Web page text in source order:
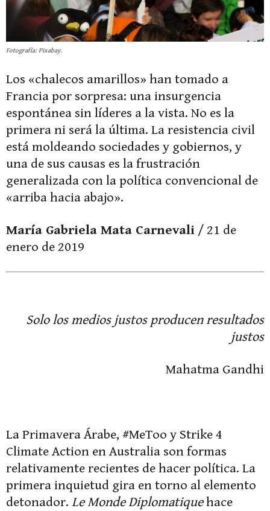
Fotografía: Pixabay.
Los «chalecos amarillos» han tomado a
Francia por sorpresa: una insurgencia
espontánea sin líderes a la vista. No es la
primera ni será la última. La resistencia civil
está moldeando sociedades y gobiernos, y
una de sus causas es la frustración
generalizada con la política convencional de
«arriba hacia abajo».
María Gabriela Mata Carnevali / 21 de
enero de 2019
Solo los medios justos producen resultados
justos
Mahatma Gandhi
La Primavera Árabe, #MeToo y Strike 4
Climate Action en Australia son formas
relativamente recientes de hacer política. La
primera inquietud gira en torno al elemento
detonador. Le Monde Diplomatiquehace